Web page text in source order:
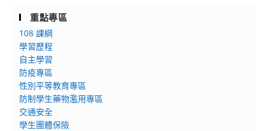
重點專區
108 課綱
學習歷程
自主學習
防疫專區
性別平等教育專區
防制學生藥物濫用專區
交通安全
學生團體保險